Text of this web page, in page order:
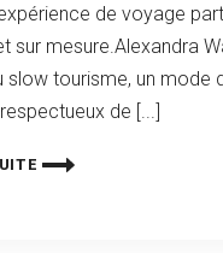
de voyage
sur mesure.Alexandra
slow tourisme, un mode
de [...]